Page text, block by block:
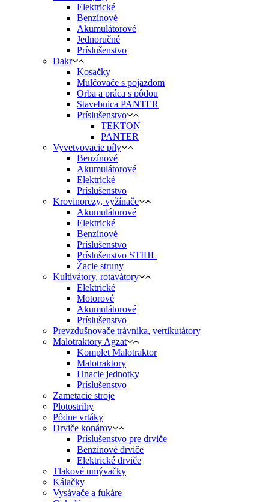
Elektrické
Benzínové
Akumulátorové
Jednoručné
Príslušenstvo
Dakr
Kosačky
Mulčovače s pojazdom
Orba a práca s pôdou
Stavebnica PANTER
Príslušenstvo
TEKTON
PANTER
Vyvetvovacie píly
Benzínové
Akumulátorové
Elektrické
Príslušenstvo
Krovinorezy, vyžínače
Akumulátorové
Elektrické
Benzínové
Príslušenstvo
Príslušenstvo STIHL
Žacie struny
Kultivátory, rotavátory
Elektrické
Motorové
Akumulátorové
Príslušenstvo
Prevzdušnovače trávnika, vertikutátory
Malotraktory Agzat
Komplet Malotraktor
Malotraktory
Hnacie jednotky
Príslušenstvo
Zametacie stroje
Plotostrihy
Pôdne vrtáky
Drviče konárov
Príslušenstvo pre drviče
Benzínové drviče
Elektrické drviče
Tlakové umývačky
Kálačky
Vysávače a fukáre